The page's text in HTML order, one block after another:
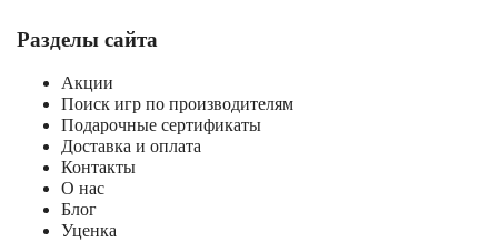
Разделы сайта
Акции
Поиск игр по производителям
Подарочные сертификаты
Доставка и оплата
Контакты
О нас
Блог
Уценка